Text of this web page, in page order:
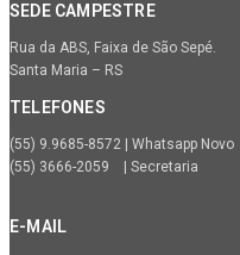
SEDE CAMPESTRE
Rua da ABS, Faixa de São Sepé.
Santa Maria – RS
TELEFONES
(55) 9.9685-8572 | Whatsapp Novo
(55) 3666-2059 | Secretaria
E-MAIL